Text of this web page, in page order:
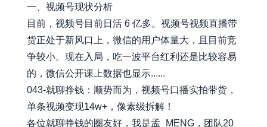
一、视频号现状分析
目前，视频号目前日活 6 亿多。视频号视频直播带
货正处于新风口上，微信的用户体量大，且目前竞
争较小。现在入局，吃一波平台红利还是比较容易
的，微信公开课上数据也显示......
043-就聊挣钱：顺势而为，视频号口播实拍带货，
单条视频变现14w+，像素级拆解！
各位就聊挣钱的圈友好，我是孟_MENG，团队20